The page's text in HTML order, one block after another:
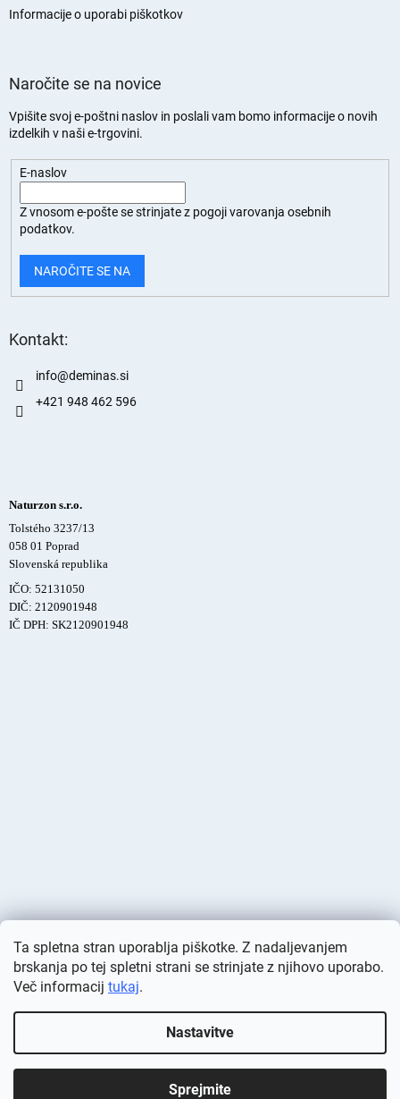
Ta spletna stran uporablja piškotke. Z nadaljevanjem
brskanja po tej spletni strani se strinjate z njihovo uporabo.
Več informacij tukaj.
Nastavitve
Sprejmite
Informacije o uporabi piškotkov
Naročite se na novice
Vpišite svoj e-poštni naslov in poslali vam bomo informacije o novih
izdelkih v naši e-trgovini.
E-naslov
Z vnosom e-pošte se strinjate z pogoji varovanja osebnih
podatkov.
NAROČITE SE NA
Kontakt:
info@deminas.si
+421 948 462 596
Naturzon s.r.o.
Tolstého 3237/13
058 01 Poprad
Slovenská republika
IČO: 52131050
DIČ: 2120901948
IČ DPH: SK2120901948